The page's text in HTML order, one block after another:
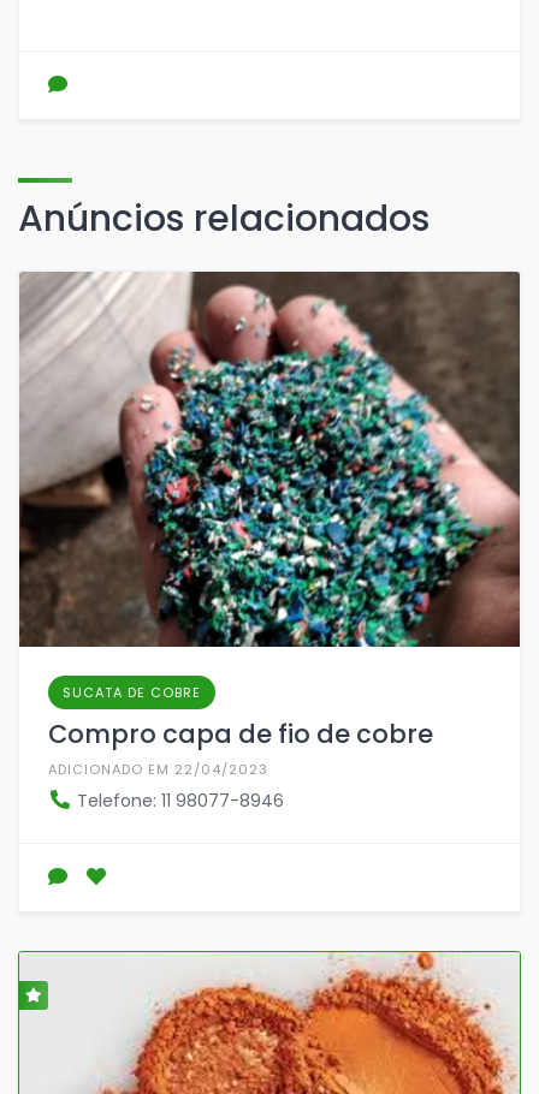
Anúncios relacionados
SUCATA DE COBRE
Compro capa de fio de cobre
ADICIONADO EM 22/04/2023
Telefone: 11 98077-8946